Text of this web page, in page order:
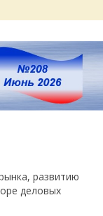
развитию
деловых